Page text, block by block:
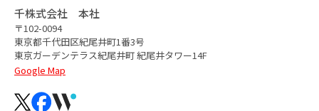
千株式会社 本社
〒102-0094
東京都千代田区紀尾井町1番3号
東京ガーデンテラス紀尾井町紀尾井タワー14F
Google Map